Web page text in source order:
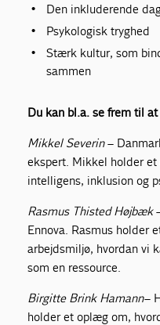
Den inkluderende
Psykologisk tryghed
Stærk kultur, som
sammen
Du kan bl.a. se frem til
Mikkel Severin–
ekspert. Mikkel holder
intelligens, inklusion og
Rasmus Thisted Højbæk
Ennova. Rasmus holder
arbejdsmiljø, hvordan vi
som en ressource.
Birgitte Brink Hamann–
holder et oplæg om,